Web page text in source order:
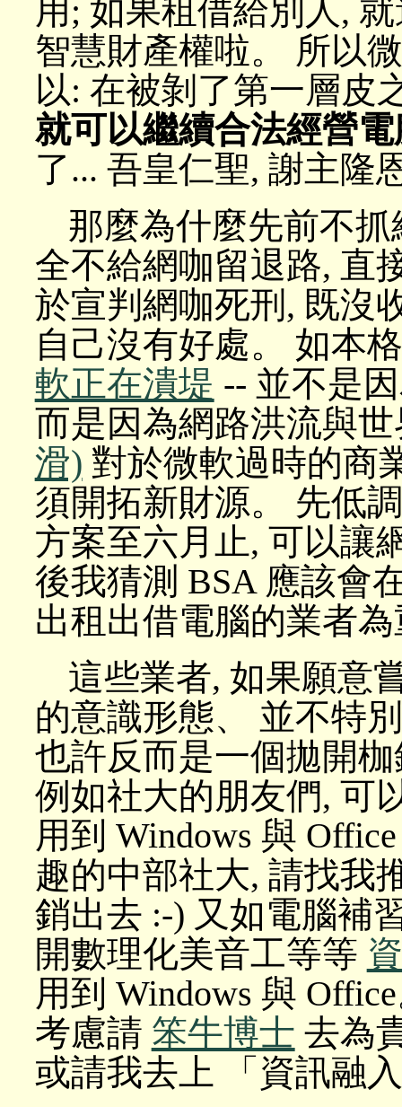
用; 如果租借給別人,
智慧財產權啦。 所以
以: 在被剝了第一層皮
就可以繼續合法經營
了... 吾皇仁聖, 謝主隆
那麼為什麼先前不
全不給網咖留退路, 直
於宣判網咖死刑, 既沒
自己沒有好處。 如本
軟正在潰堤 -- 並不是
而是因為網路洪流與
滑) 對於微軟過時的商
須開拓新財源。 先低
方案至六月止, 可以讓
後我猜測 BSA 應該會
出租出借電腦的業者
這些業者, 如果願意
的意識形態、 並不特
也許反而是一個拋開
例如社大的朋友們, 可
用到 Windows 與
趣的中部社大, 請找我
銷出去 :-) 又如電腦補
開數理化美音工等等
用到 Windows 與
考慮請 笨牛博士 去為
或請我去上 「資訊融